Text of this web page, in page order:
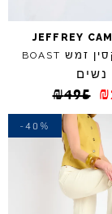
JEFFREY
זמש BOAST
נשים
₪495 ₪
-40%